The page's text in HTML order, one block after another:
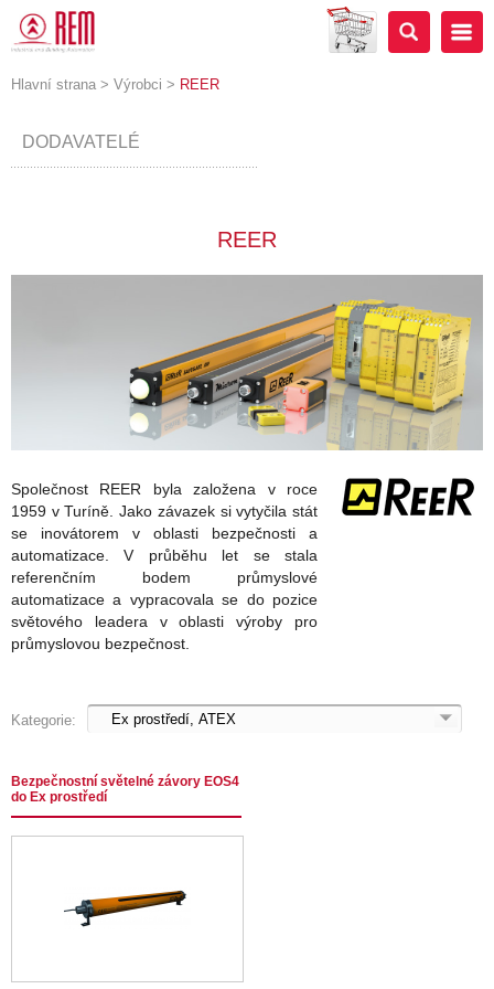
Hlavní strana > Výrobci > REER
DODAVATELÉ
REER
Společnost REER byla založena v roce
1959 v Turíně. Jako závazek si vytyčila stát
se inovátorem v oblasti bezpečnosti a
automatizace. V průběhu let se stala
referenčním bodem průmyslové
automatizace a vypracovala se do pozice
světového leadera v oblasti výroby pro
průmyslovou bezpečnost.
Kategorie:
Bezpečnostní světelné závory EOS4
do Ex prostředí